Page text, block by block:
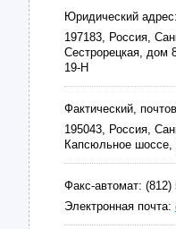
Юридический адрес:
197183, Россия,
Сестрорецкая, дом
19-Н
Фактический,
195043, Россия,
Капсюльное
Факс-автомат: (812)
Электронная почта: